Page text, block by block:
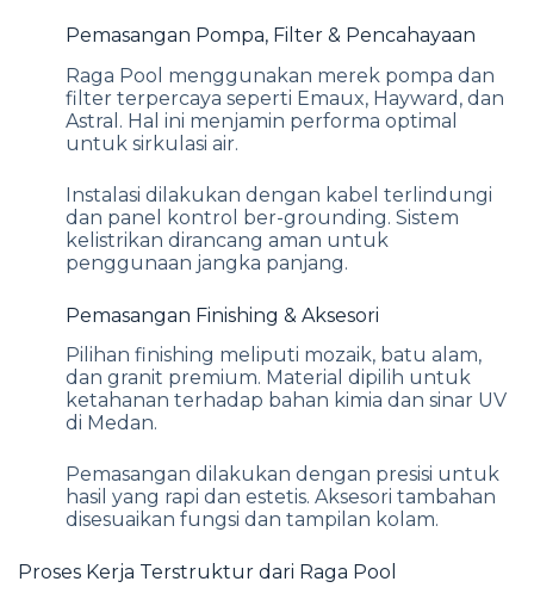
Pemasangan Pompa, Filter & Pencahayaan
Raga Pool menggunakan merek pompa dan
filter terpercaya seperti Emaux, Hayward, dan
Astral. Hal ini menjamin performa optimal
untuk sirkulasi air.
Instalasi dilakukan dengan kabel terlindungi
dan panel kontrol ber-grounding. Sistem
kelistrikan dirancang aman untuk
penggunaan jangka panjang.
Pemasangan Finishing & Aksesori
Pilihan finishing meliputi mozaik, batu alam,
dan granit premium. Material dipilih untuk
ketahanan terhadap bahan kimia dan sinar UV
di Medan.
Pemasangan dilakukan dengan presisi untuk
hasil yang rapi dan estetis. Aksesori tambahan
disesuaikan fungsi dan tampilan kolam.
Proses Kerja Terstruktur dari Raga Pool